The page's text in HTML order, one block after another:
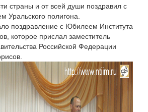
страны и от всей души поздравил с
Уральского полигона.
поздравление с Юбилеем Института
которое прислал заместитель
Российской Федерации